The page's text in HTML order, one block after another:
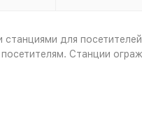
для
Станции